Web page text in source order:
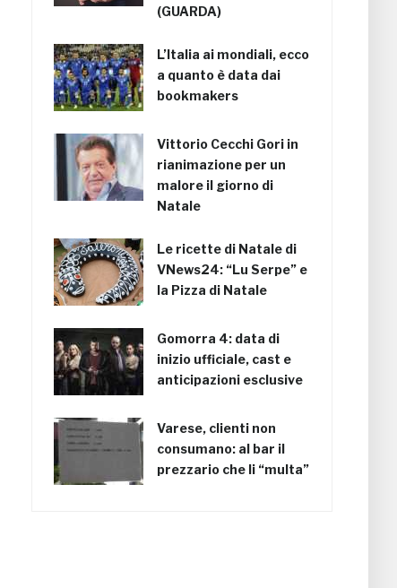
(GUARDA)
L’Italia ai mondiali, ecco
a quanto è data dai
bookmakers
Vittorio Cecchi Gori in
rianimazione per un
malore il giorno di
Natale
Le ricette di Natale di
VNews24: “Lu Serpe” e
la Pizza di Natale
Gomorra 4: data di
inizio ufficiale, cast e
anticipazioni esclusive
Varese, clienti non
consumano: al bar il
prezzario che li “multa”